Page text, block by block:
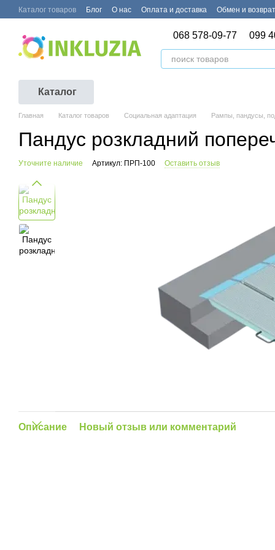
Перейти к основному контенту
Каталог товаров Блог О нас Оплата и доставка Обмен и возврат
068 578-09-77 099
Каталог
Главная Каталог товаров Социальная адаптация Рампы, пандусы,
Пандус розкладний
Уточните наличие Артикул: ПРП-100 Оставить отзыв
Описание Новый отзыв или комментарий